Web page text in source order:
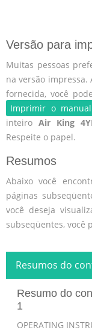
Versão para
Muitas pessoas
na versão
fornecida, você
Imprimir o manual
inteiro Air King
Respeite o papel.
Resumos
Abaixo você
páginas
você deseja
subseqüentes, você
Resumos do
Resumo do
1
OPERATING